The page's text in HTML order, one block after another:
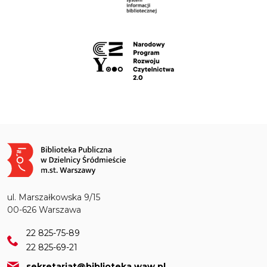
Obraz
ul. Marszałkowska 9/15
00-626 Warszawa
22 825-75-89
22 825-69-21